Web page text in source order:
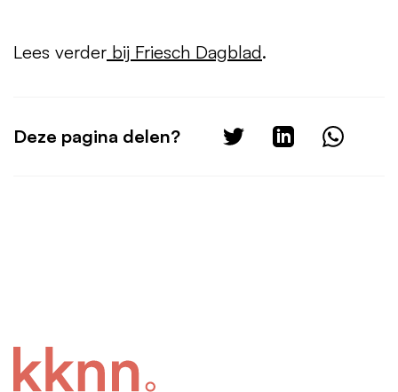
Lees verder bij Friesch Dagblad.
Deze pagina delen?